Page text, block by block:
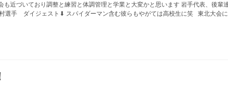
づいており調整と練習と体調管理と学業と大変かと思います 岩手代表、後輩
ダイジェスト⬇︎ スパイダーマン含む彼らもやがては高校生に笑 東北大会に